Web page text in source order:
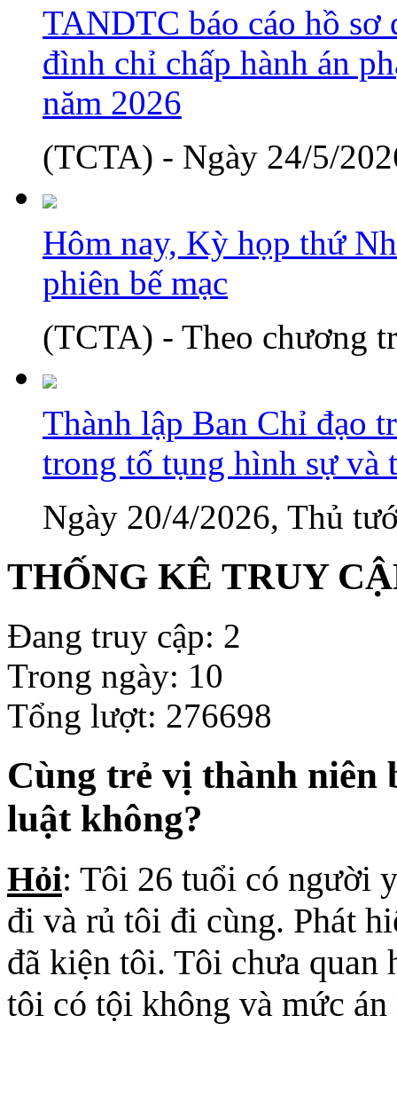
TANDTC báo cáo hồ sơ
đình chỉ chấp hành án
năm 2026
(TCTA) - Ngày 24/5/
Hôm nay, Kỳ họp thứ
phiên bế mạc
(TCTA) - Theo chương
Thành lập Ban Chỉ đạo
trong tố tụng hình sự và
Ngày 20/4/2026, Thủ
THỐNG KÊ TRUY
Đang truy cập: 2
Trong ngày: 10
Tổng lượt: 276698
Cùng trẻ vị thành niên
luật không?
Hỏi: Tôi 26 tuổi có người
đi và rủ tôi đi cùng. Phát
đã kiện tôi. Tôi chưa
tôi có tội không và mức án